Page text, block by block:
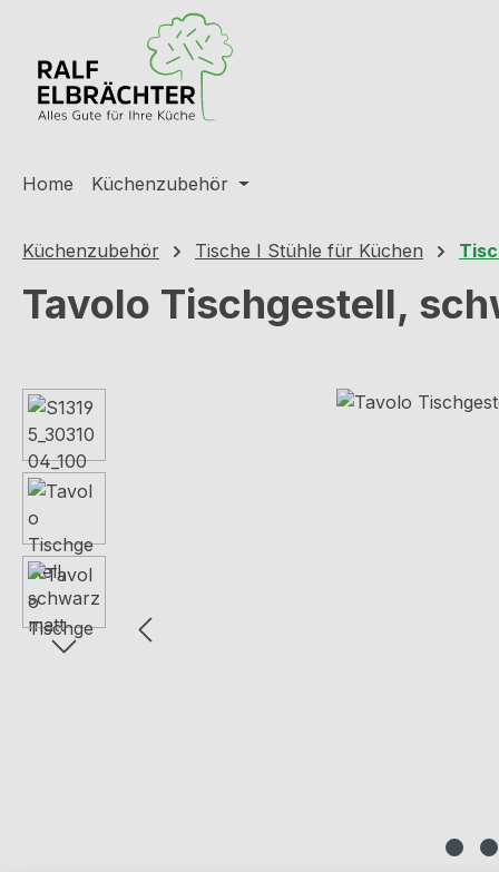
Hauptinhalt springen
Zur Suche springen
Zur Hauptnavigation springen
Home Küchenzubehör
Küchenzubehör Tische I Stühle für Küchen
Tavolo Tischgestell,
Bildergalerie überspringen